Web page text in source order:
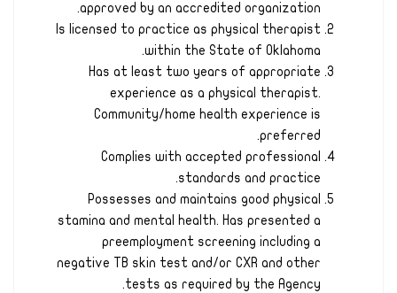
approved by an accredited organization.
Is licensed to practice as physical therapist
within the State of Oklahoma.
Has at least two years of appropriate
experience as a physical therapist.
Community/home health experience is
preferred.
Complies with accepted professional
standards and practice.
Possesses and maintains good physical
stamina and mental health. Has presented a
preemployment screening including a
negative TB skin test and/or CXR and other
tests as required by the Agency.